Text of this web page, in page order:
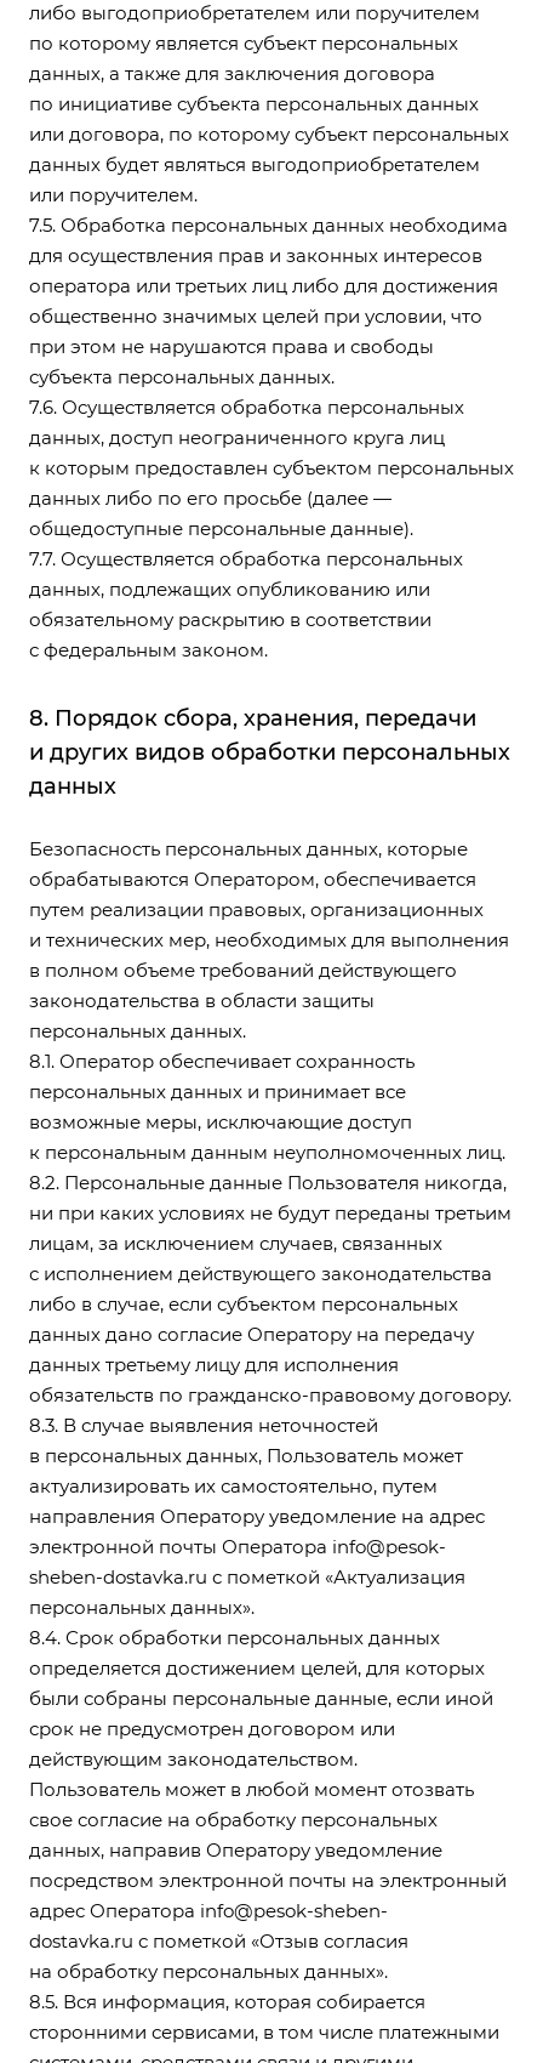
либо выгодоприобретателем или поручителем
по которому является субъект персональных
данных, а также для заключения договора
по инициативе субъекта персональных данных
или договора, по которому субъект персональных
данных будет являться выгодоприобретателем
или поручителем.
7.5. Обработка персональных данных необходима
для осуществления прав и законных интересов
оператора или третьих лиц либо для достижения
общественно значимых целей при условии, что
при этом не нарушаются права и свободы
субъекта персональных данных.
7.6. Осуществляется обработка персональных
данных, доступ неограниченного круга лиц
к которым предоставлен субъектом персональных
данных либо по его просьбе (далее —
общедоступные персональные данные).
7.7. Осуществляется обработка персональных
данных, подлежащих опубликованию или
обязательному раскрытию в соответствии
с федеральным законом.
8. Порядок сбора, хранения, передачи
и других видов обработки персональных
данных
Безопасность персональных данных, которые
обрабатываются Оператором, обеспечивается
путем реализации правовых, организационных
и технических мер, необходимых для выполнения
в полном объеме требований действующего
законодательства в области защиты
персональных данных.
8.1. Оператор обеспечивает сохранность
персональных данных и принимает все
возможные меры, исключающие доступ
к персональным данным неуполномоченных лиц.
8.2. Персональные данные Пользователя никогда,
ни при каких условиях не будут переданы третьим
лицам, за исключением случаев, связанных
с исполнением действующего законодательства
либо в случае, если субъектом персональных
данных дано согласие Оператору на передачу
данных третьему лицу для исполнения
обязательств по гражданско-правовому договору.
8.3. В случае выявления неточностей
в персональных данных, Пользователь может
актуализировать их самостоятельно, путем
направления Оператору уведомление на адрес
электронной почты Оператора info@pesok-
sheben-dostavka.ru с пометкой «Актуализация
персональных данных».
8.4. Срок обработки персональных данных
определяется достижением целей, для которых
были собраны персональные данные, если иной
срок не предусмотрен договором или
действующим законодательством.
Пользователь может в любой момент отозвать
свое согласие на обработку персональных
данных, направив Оператору уведомление
посредством электронной почты на электронный
адрес Оператора info@pesok-sheben-
dostavka.ru с пометкой «Отзыв согласия
на обработку персональных данных».
8.5. Вся информация, которая собирается
сторонними сервисами, в том числе платежными